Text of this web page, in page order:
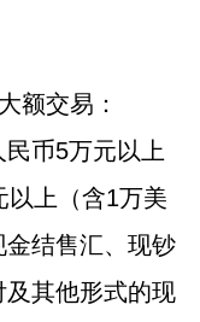
额交易：
民币5万元以上
以上（含1万美
结售汇、现钞
及其他形式的现